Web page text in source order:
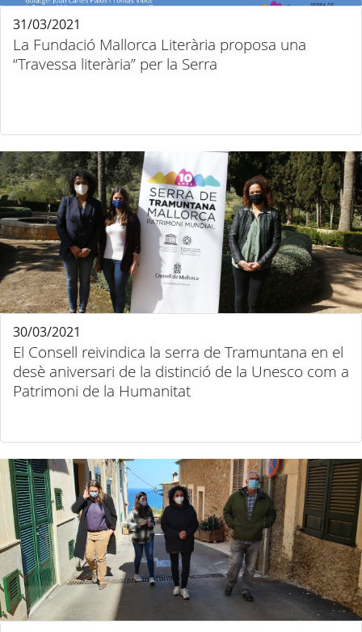
La Fundació Mallorca Literària proposa una
“Travessa literària” per la Serra
31/03/2021
El Consell reivindica la serra de Tramuntana en el
desè aniversari de la distinció de la Unesco com a
Patrimoni de la Humanitat
30/03/2021